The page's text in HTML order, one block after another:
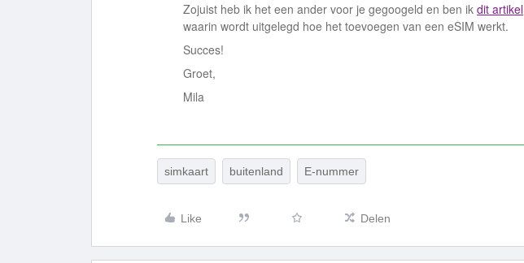
Zojuist heb ik het een ander voor je gegoogeld en ben ik dit artikel
waarin wordt uitgelegd hoe het toevoegen van een eSIM werkt.
Succes!
Groet,
Mila
simkaart buitenland E-nummer
Like Delen